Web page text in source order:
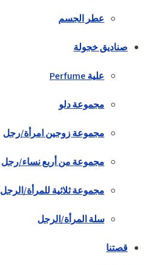
عطر الجسم
صناديق خجولة
علية Perfume
مجموعة دلو
مجموعة زوجين امرأة/رجل
مجموعة من أربع نساء/رجل
مجموعة ثلاثية للمرأة/الرجل
سلة المرأة/الرجل
قصتنا